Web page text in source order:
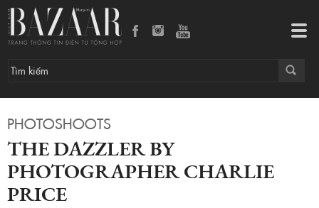
PHOTOSHOOTS
THE DAZZLER BY
PHOTOGRAPHER CHARLIE
PRICE
The Dazzler by photographer Charlie Price